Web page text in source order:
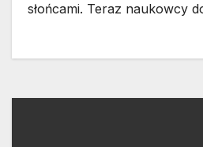
słońcami. Teraz naukowcy